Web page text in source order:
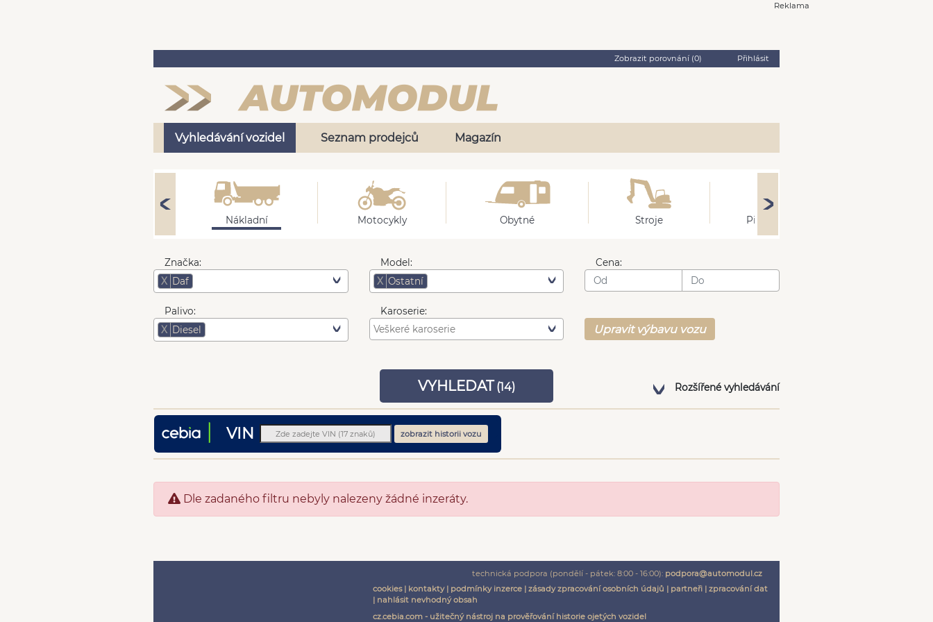
Reklama
Zobrazit porovnání (0) Přihlásit
Vyhledávání vozidel Seznam prodejců Magazín
Nákladní Motocykly Obytné Stroje Přívěsy
Značka:
X Daf
Model:
X Ostatní
Cena:
Palivo:
X Diesel
Karoserie:
Upravit výbavu vozu
VYHLEDAT (14) Rozšířené vyhledávání
VIN zobrazit historii vozu
Dle zadaného filtru nebyly nalezeny žádné inzeráty.
technická podpora (pondělí - pátek: 8:00 - 16:00): podpora@automodul.cz
cookies| kontakty| podmínky inzerce| zásady zpracování osobních údajů | partneři| zpracování dat
| nahlásit nevhodný obsah
cz.cebia.com - užitečný nástroj na prověřování historie ojetých vozidel